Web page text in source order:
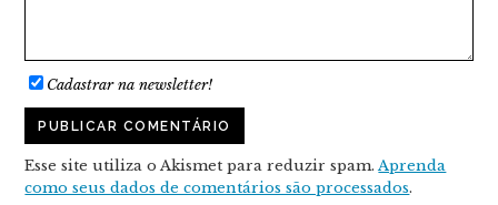
Cadastrar na newsletter!
Esse site utiliza o Akismet para reduzir spam.Aprenda
como seus dados de comentários são processados.